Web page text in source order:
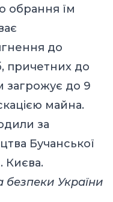
обрання їм
до
причетних до
загрожує до 9
майна.
за
Бучанської
Києва.
безпеки України